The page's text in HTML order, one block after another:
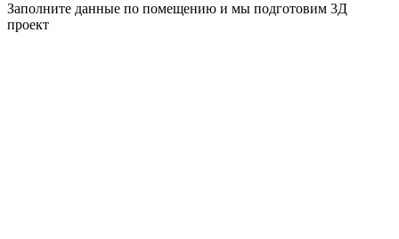
Заполните данные по помещению и мы подготовим 3Д
проект